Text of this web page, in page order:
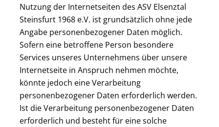
Nutzung der Internetseiten des ASV Elsenztal
Steinsfurt 1968 e.V. ist grundsätzlich ohne jede
Angabe personenbezogener Daten möglich.
Sofern eine betroffene Person besondere
Services unseres Unternehmens über unsere
Internetseite in Anspruch nehmen möchte,
könnte jedoch eine Verarbeitung
personenbezogener Daten erforderlich werden.
Ist die Verarbeitung personenbezogener Daten
erforderlich und besteht für eine solche